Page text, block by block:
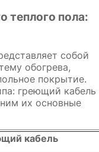
теплого пола:
собой
обогрева,
покрытие.
греющий кабель
их основные
кабель